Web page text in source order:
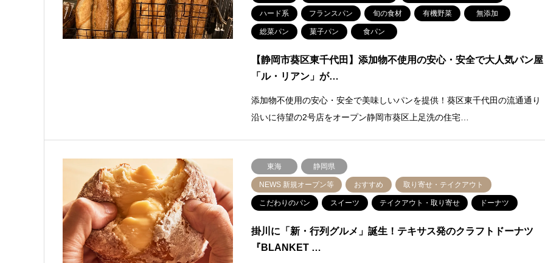
ハード系 フランスパン 旬の食材 有機野菜 無添加
総菜パン 菓子パン 食パン
【静岡市葵区東千代田】添加物不使用の安心・安全で大人気パン屋
「ル・リアン」が…
添加物不使用の安心・安全で美味しいパンを提供！葵区東千代田の流通通り
沿いに待望の2号店をオープン静岡市葵区上足洗の住宅…
東海 静岡県
NEWS 新規オープン等 おすすめ 取り寄せ・テイクアウト
こだわりのパン スイーツ テイクアウト・取り寄せ ドーナツ
掛川に「新・行列グルメ」誕生！テキサス発のクラフトドーナツ
『BLANKET …